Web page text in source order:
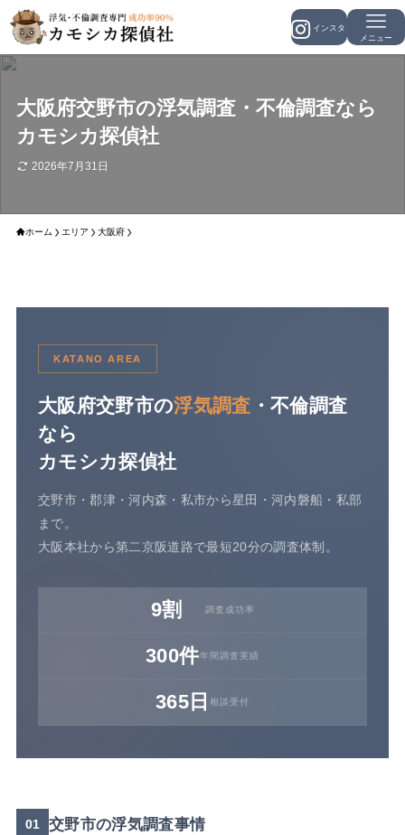
メニュー
大阪府交野市の浮気調査・不倫調査なら
カモシカ探偵社
2026年7月31日
ホーム エリア 大阪府
KATANO AREA
大阪府交野市の浮気調査 ・不倫調査
なら
カモシカ探偵社
交野市・郡津・河内森・私市から星田・河内磐船・私部
まで。
大阪本社から第二京阪道路で最短20分の調査体制。
9割 調査成功率
300件年間調査実績
365日 相談受付
01 交野市の浮気調査事情